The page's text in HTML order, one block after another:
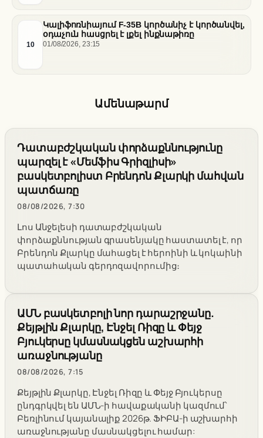
10
Կալիֆոռնիայում F-35B կործանիչ է կործանվել,
օդաչուն հասցրել է լքել ինքնաթիռը
01/08/2026, 23:15
Ամենաթարմ
Դատաբժշկական փորձաքննությունը
պարզել է «Մեմֆիս Գրիզլիսի»
բասկետբոլիստ Բրենդոն Քլարկի մահվան
պատճառը
08/08/2026, 7:30
Լոս Անջելեսի դատաբժշկական
փորձաքննության գրասենյակը հաստատել է, որ
Բրենդոն Քլարկը մահացել է հերոինի և կոկաինի
պատահական գերդոզավորումից։
ԱՄՆ բասկետբոլի նոր դարաշրջանը.
Քեյթլին Քլարկը, Էնջել Ռիզը և Փեյջ
Բյուկերսը կմասնակցեն աշխարհի
առաջնությանը
08/08/2026, 7:15
Քեյթլին Քլարկը, Էնջել Ռիզը և Փեյջ Բյուկերսը
ընդգրկվել են ԱՄՆ-ի հավաքականի կազմում՝
Բեռլինում կայանալիք 2026թ. ՖԻԲԱ-ի աշխարհի
առաջնությանը մասնակցելու համար: